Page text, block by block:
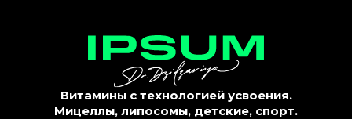
Витамины с технологией усвоения.
Мицеллы, липосомы, детские, спорт.